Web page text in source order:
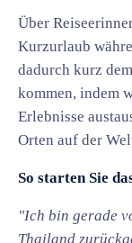
Über
Kurzurlaub
dadurch kurz
kommen, indem
Erlebnisse
Orten auf der
So starten Sie
"Ich bin gerade
Thailand